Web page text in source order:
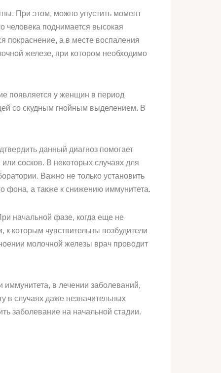
При этом, можно упустить момент
человека поднимается высокая
покраснение, а в месте воспаления
железе, при котором необходимо
появляется у женщин в период
со скудным гнойным выделением. В
данный диагноз помогает
сосков. В некоторых случаях для
Важно не только установить
фона, а также к снижению иммунитета.
начальной фазе, когда еще не
которым чувствительны возбудители
молочной железы врач проводит
в лечении заболеваний,
в случаях даже незначительных
заболевание на начальной стадии.